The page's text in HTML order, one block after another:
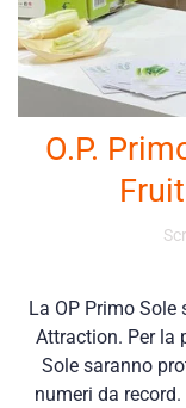
O.P.
La OP Primo Sole
Attraction. Per la
Sole saranno
numeri da